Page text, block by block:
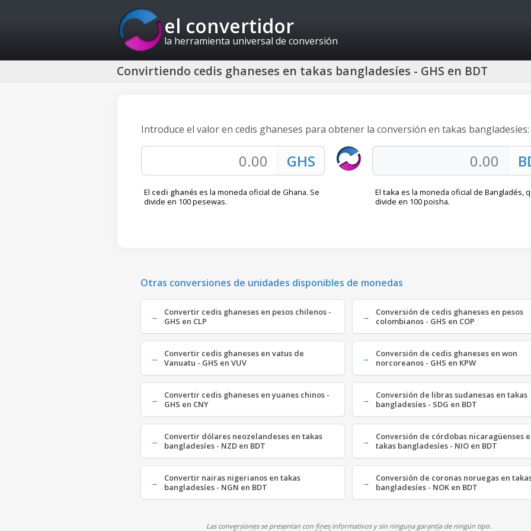
el convertidor
la herramienta universal de conversión
Convirtiendo cedis ghaneses en takas bangladesíes - GHS en BDT
Introduce el valor en cedis ghaneses para obtener la conversión en takas bangladesíes:
El cedi ghanéses la moneda oficial de Ghana. Se
divide en 100 pesewas.
El taka es la moneda oficial de Bangladés,
divide en 100 poisha.
Otras conversiones de unidades disponibles de monedas
Convertir cedis ghaneses en pesos chilenos -
GHS en CLP
Conversión de cedis ghaneses en pesos
colombianos - GHS en COP
Convertir cedis ghaneses en vatus de
Vanuatu - GHS en VUV
Conversión de cedis ghaneses en won
norcoreanos - GHS en KPW
Convertir cedis ghaneses en yuanes chinos -
GHS en CNY
Conversión de libras sudanesas en takas
bangladesíes - SDG en BDT
Convertir dólares neozelandeses en takas
bangladesíes - NZD en BDT
Conversión de córdobas nicaragüenses
takas bangladesíes - NIO en BDT
Convertir nairas nigerianos en takas
bangladesíes - NGN en BDT
Conversión de coronas noruegas en
bangladesíes - NOK en BDT
Las conversiones se presentan con fines informativos y sin ninguna garantía de ningún tipo.